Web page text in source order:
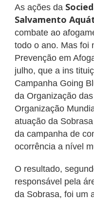
As ações da
Salvamento
combate ao
todo o ano. Mas foi
Prevenção em
julho, que a ins
Campanha Going
da Organização
Organização
atuação da
da campanha de
ocorrência a nível
O resultado,
responsável pela
da Sobrasa, foi um